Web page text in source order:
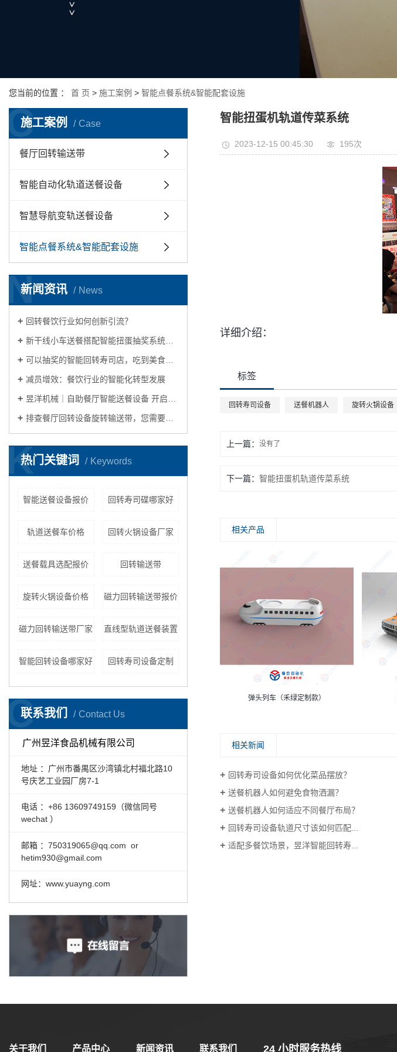
您当前的位置 ： 首 页 > 施工案例 > 智能点餐系统&智能配套设施
施工案例 Case
C
餐厅回转输送带
智能自动化轨道送餐设备
智慧导航变轨送餐设备
智能点餐系统&智能配套设施
新闻资讯 News
N
回转餐饮行业如何创新引流？
新干线小车送餐搭配智能扭蛋抽奖系统，传统回转寿司店玩出新花样
可以抽奖的智能回转寿司店，吃到美食玩出花样
减员增效：餐饮行业的智能化转型发展
昱洋机械｜自助餐厅智能送餐设备 开启自动化餐饮生活的理想之选
排查餐厅回转设备旋转输送带，您需要关注这几点
热门关键词 Keywords
K
智能送餐设备报价 回转寿司碟哪家好
轨道送餐车价格 回转火锅设备厂家
送餐载具选配报价 回转输送带
旋转火锅设备价格 磁力回转输送带报价
磁力回转输送带厂家 直线型轨道送餐装置
智能回转设备哪家好 回转寿司设备定制
联系我们 Contact Us
C
广州昱洋食品机械有限公司
地址 ：广州市番禺区沙湾镇北村福北路10
号庆艺工业园厂房7-1
电话 ：+86 13609749159（微信同号
wechat ）
邮箱 ： 750319065@qq.com or
hetim930@gmail.com
网址：www.yuayng.com
智能扭蛋机轨道传菜系统
2023-12-15 00:45:30 195次
详细介绍：
标签
回转寿司设备 送餐机器人 旋转火锅设备
上一篇： 没有了
下一篇： 智能扭蛋机轨道传菜系统
相关产品
和谐号列车（双层托盘） 弹头列车（禾绿定制款）
相关新闻
回转寿司设备如何优化菜品摆放？
送餐机器人如何避免食物洒漏？
送餐机器人如何适应不同餐厅布局？
回转寿司设备轨道尺寸该如何匹配...
适配多餐饮场景，昱洋智能回转寿...
关于我们 产品中心 新闻资讯 联系我们 24 小时服务热线